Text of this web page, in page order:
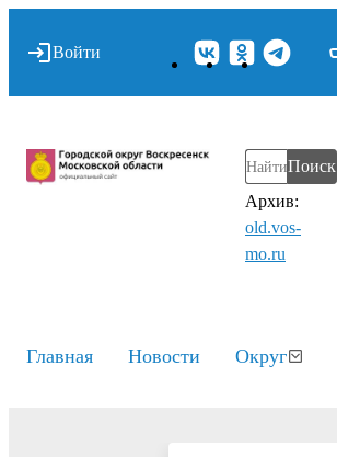
Войти
Поиск
Архив:
old.vos-
mo.ru
Главная Новости Округ